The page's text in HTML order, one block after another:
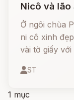
Nicô và lão
Ở ngôi chùa
ni cô xinh
vài tờ giấy
sau này lại
ST
1 mục